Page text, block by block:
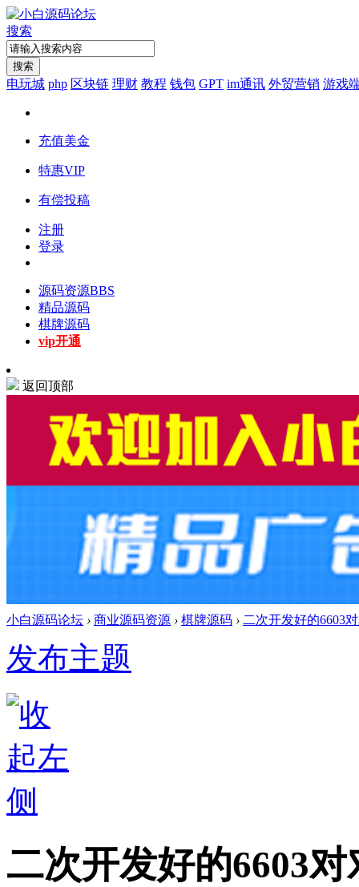
搜索
搜索
电玩城 php 区块链 理财 教程 钱包 GPT im通讯 外贸营销 游戏
充值美金
特惠VIP
有偿投稿
注册
登录
源码资源BBS
精品源码
棋牌源码
vip开通
返回顶部
小白源码论坛 › 商业源码资源 › 棋牌源码 › 二次开发好的6603
发布主题
二次开发好的6603